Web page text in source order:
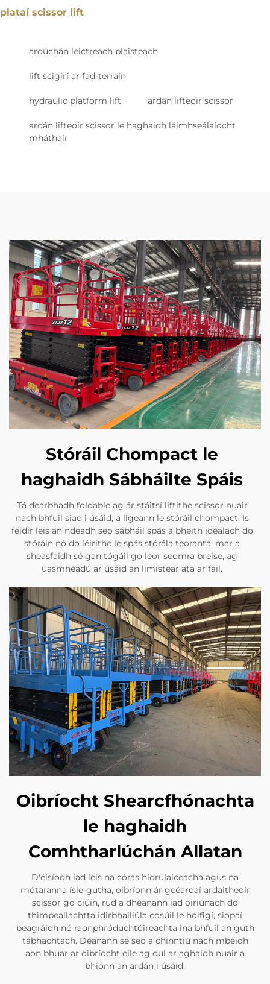
plataí scissor lift
ardúchán leictreach plaisteach
lift scigirí ar fad-terrain
hydraulic platform lift ardán lifteoir scissor
ardán lifteoir scissor le haghaidh láimhseálaíocht
mháthair
Stóráil Chompact le
haghaidh Sábháilte Spáis
Tá dearbhadh foldable ag ár stáitsí liftithe scissor nuair
nach bhfuil siad i úsáid, a ligeann le stóráil chompact. Is
féidir leis an ndeadh seo sábháil spás a bheith idéalach do
stóráin nó do léirithe le spás stórála teoranta, mar a
sheasfaidh sé gan tógáil go leor seomra breise, ag
uasmhéadú ar úsáid an limistéar atá ar fáil.
Oibríocht Shearcfhónachta
le haghaidh
Comhtharlúchán Allatan
D'éisíodh iad leis na córas hidrúlaiceacha agus na
mótaranna ísle-gutha, oibríonn ár gcéardaí ardaitheoir
scissor go ciúin, rud a dhéanann iad oiriúnach do
thimpeallachtta idirbhailiúla cosúil le hoifigí, siopaí
beagráidh nó raonphróduchtóireachta ina bhfuil an guth
tábhachtach. Déanann sé seo a chinntiú nach mbeidh
aon bhuar ar oibríocht eile ag dul ar aghaidh nuair a
bhíonn an ardán i úsáid.